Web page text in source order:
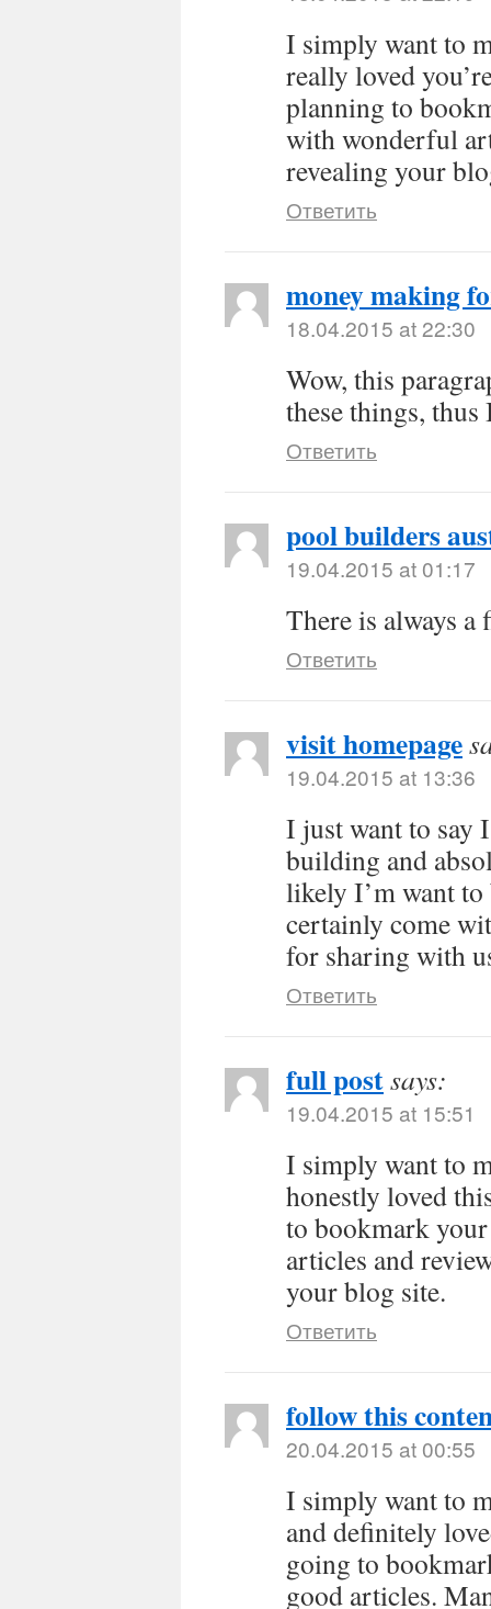
I simply want to
really loved
planning to
with wonderful
revealing your
Ответить
money making
18.04.2015 at 22:30
Wow, this
these things,
Ответить
pool builders
19.04.2015 at 01:17
There is always a
Ответить
visit homepage
19.04.2015 at 13:36
I just want to say
building and
likely I’m want
certainly come
for sharing with
Ответить
full postsays:
19.04.2015 at 15:51
I simply want to
honestly loved
to bookmark
articles and
your blog site.
Ответить
follow this
20.04.2015 at 00:55
I simply want to
and definitely
going to
good articles.